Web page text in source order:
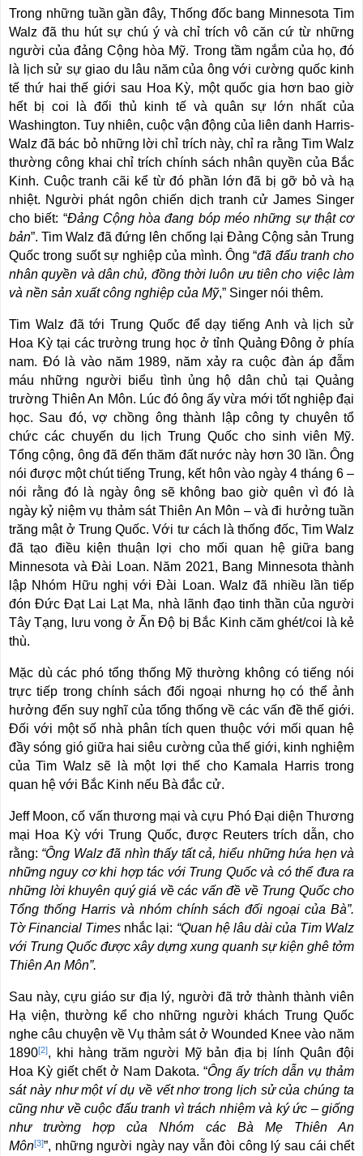
Trong những tuần gần đây, Thống đốc bang Minnesota Tim
Walz đã thu hút sự chú ý và chỉ trích vô căn cứ từ những
người của đảng Cộng hòa Mỹ. Trong tầm ngắm của họ, đó
là lịch sử sự giao du lâu năm của ông với cường quốc kinh
tế thứ hai thế giới sau Hoa Kỳ, một quốc gia hơn bao giờ
hết bị coi là đối thủ kinh tế và quân sự lớn nhất của
Washington. Tuy nhiên, cuộc vận động của liên danh Harris-
Walz đã bác bỏ những lời chỉ trích này, chỉ ra rằng Tim Walz
thường công khai chỉ trích chính sách nhân quyền của Bắc
Kinh. Cuộc tranh cãi kể từ đó phần lớn đã bị gỡ bỏ và hạ
nhiệt. Người phát ngôn chiến dịch tranh cử James Singer
cho biết: “Đảng Cộng hòa đang bóp méo những sự thật cơ
bản”. Tim Walz đã đứng lên chống lại Đảng Cộng sản Trung
Quốc trong suốt sự nghiệp của mình. Ông “đã đấu tranh cho
nhân quyền và dân chủ, đồng thời luôn ưu tiên cho việc làm
và nền sản xuất công nghiệp của Mỹ,” Singer nói thêm.
Tim Walz đã tới Trung Quốc để dạy tiếng Anh và lịch sử
Hoa Kỳ tại các trường trung học ở tỉnh Quảng Đông ở phía
nam. Đó là vào năm 1989, năm xảy ra cuộc đàn áp đẫm
máu những người biểu tình ủng hộ dân chủ tại Quảng
trường Thiên An Môn. Lúc đó ông ấy vừa mới tốt nghiệp đại
học. Sau đó, vợ chồng ông thành lập công ty chuyên tổ
chức các chuyến du lịch Trung Quốc cho sinh viên Mỹ.
Tổng cộng, ông đã đến thăm đất nước này hơn 30 lần. Ông
nói được một chút tiếng Trung, kết hôn vào ngày 4 tháng 6 –
nói rằng đó là ngày ông sẽ không bao giờ quên vì đó là
ngày kỷ niệm vụ thảm sát Thiên An Môn – và đi hưởng tuần
trăng mật ở Trung Quốc. Với tư cách là thống đốc, Tim Walz
đã tạo điều kiện thuận lợi cho mối quan hệ giữa bang
Minnesota và Đài Loan. Năm 2021, Bang Minnesota thành
lập Nhóm Hữu nghị với Đài Loan. Walz đã nhiều lần tiếp
đón Đức Đạt Lai Lạt Ma, nhà lãnh đạo tinh thần của người
Tây Tạng, lưu vong ở Ấn Độ bị Bắc Kinh căm ghét/coi là kẻ
thù.
Mặc dù các phó tổng thống Mỹ thường không có tiếng nói
trực tiếp trong chính sách đối ngoại nhưng họ có thể ảnh
hưởng đến suy nghĩ của tổng thống về các vấn đề thế giới.
Đối với một số nhà phân tích quen thuộc với mối quan hệ
đầy sóng gió giữa hai siêu cường của thế giới, kinh nghiệm
của Tim Walz sẽ là một lợi thế cho Kamala Harris trong
quan hệ với Bắc Kinh nếu Bà đắc cử.
Jeff Moon, cố vấn thương mại và cựu Phó Đại diện Thương
mại Hoa Kỳ với Trung Quốc, được Reuters trích dẫn, cho
rằng: “Ông Walz đã nhìn thấy tất cả, hiểu những hứa hẹn và
những nguy cơ khi hợp tác với Trung Quốc và có thể đưa ra
những lời khuyên quý giá về các vấn đề về Trung Quốc cho
Tổng thống Harris và nhóm chính sách đối ngoại của Bà”.
Tờ Financial Times nhắc lại: “Quan hệ lâu dài của Tim Walz
với Trung Quốc được xây dựng xung quanh sự kiện ghê tởm
Thiên An Môn”.
Sau này, cựu giáo sư địa lý, người đã trở thành thành viên
Hạ viện, thường kể cho những người khách Trung Quốc
nghe câu chuyện về Vụ thảm sát ở Wounded Knee vào năm
1890[2], khi hàng trăm người Mỹ bản địa bị lính Quân đội
Hoa Kỳ giết chết ở Nam Dakota. “Ông ấy trích dẫn vụ thảm
sát này như một ví dụ về vết nhơ trong lịch sử của chúng ta
cũng như về cuộc đấu tranh vì trách nhiệm và ký ức – giống
như trường hợp của Nhóm các Bà Mẹ Thiên An
Môn[3]”, những người ngày nay vẫn đòi công lý sau cái chết